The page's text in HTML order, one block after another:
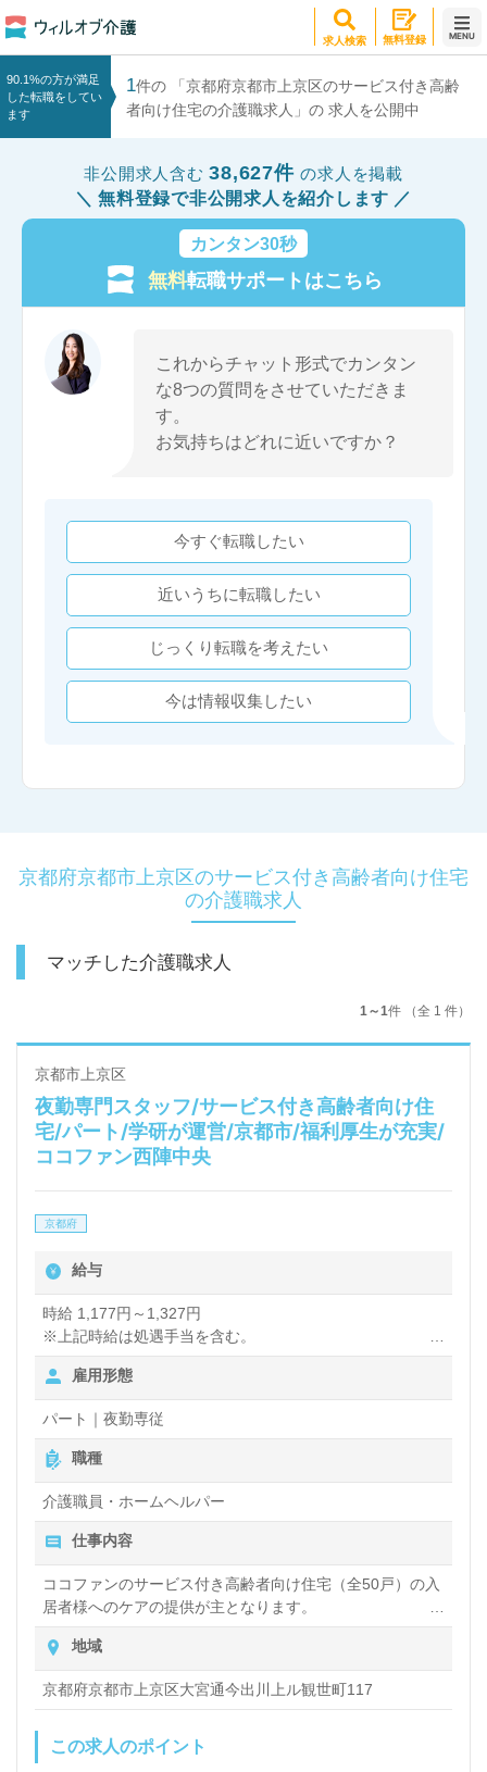
求人検索 無料登録 MENU
90.1%の方が満足
した転職をしてい
ます
1件の 「京都府京都市上京区のサービス付き高齢
者向け住宅の介護職求人」の 求人を公開中
非公開求人含む38,627件の求人を掲載
無料登録で非公開求人を紹介します
カンタン30秒
無料転職サポートはこちら
これからチャット形式でカンタン
な8つの質問をさせていただきま
す。
お気持ちはどれに近いですか？
今すぐ転職したい
近いうちに転職したい
じっくり転職を考えたい
今は情報収集したい
京都府京都市上京区のサービス付き高齢者向け住宅
の介護職求人
マッチした介護職求人
1～1件 （全 1 件）
京都市上京区
夜勤専門スタッフ/サービス付き高齢者向け住
宅/パート/学研が運営/京都市/福利厚生が充実/
ココファン西陣中央
京都府
給与
時給 1,177円～1,327円
※上記時給は処遇手当を含む。
※夜勤手当6,000円（1回あたり）
【夜勤1回あたり】 1,177円×14.5時間＋夜勤手当6,000円
＝23,066.5円
【月収目安】23,066.5円×月間11回（最大）＝253,732円
昇給あり
雇用形態
パート｜夜勤専従
職種
介護職員・ホームヘルパー
仕事内容
ココファンのサービス付き高齢者向け住宅（全50戸）の入
居者様へのケアの提供が主となります。
夜勤スタッフとして夜間帯のケア提供、スタッフ研修・育
成・同行指導、責任者のフォロー、ご家族連絡などケア提
供全般を中心で担当いただきます。
サービス付高齢者住宅が初めての方、ダブルワークの方も
地域
京都府京都市上京区大宮通今出川上ル観世町117
この求人のポイント